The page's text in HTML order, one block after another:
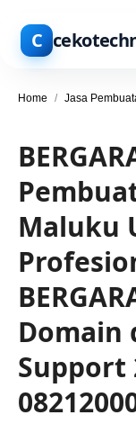
C
Home / Jasa
Maluku
Domain
Support